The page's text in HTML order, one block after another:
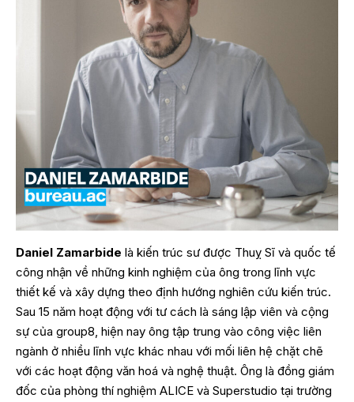
Daniel Zamarbide là kiến trúc sư được Thuỵ Sĩ và quốc tế
công nhận về những kinh nghiệm của ông trong lĩnh vực
thiết kế và xây dựng theo định hướng nghiên cứu kiến trúc.
Sau 15 năm hoạt động với tư cách là sáng lập viên và cộng
sự của group8, hiện nay ông tập trung vào công việc liên
ngành ở nhiều lĩnh vực khác nhau với mối liên hệ chặt chẽ
với các hoạt động văn hoá và nghệ thuật. Ông là đồng giám
đốc của phòng thí nghiệm ALICE và Superstudio tại trường